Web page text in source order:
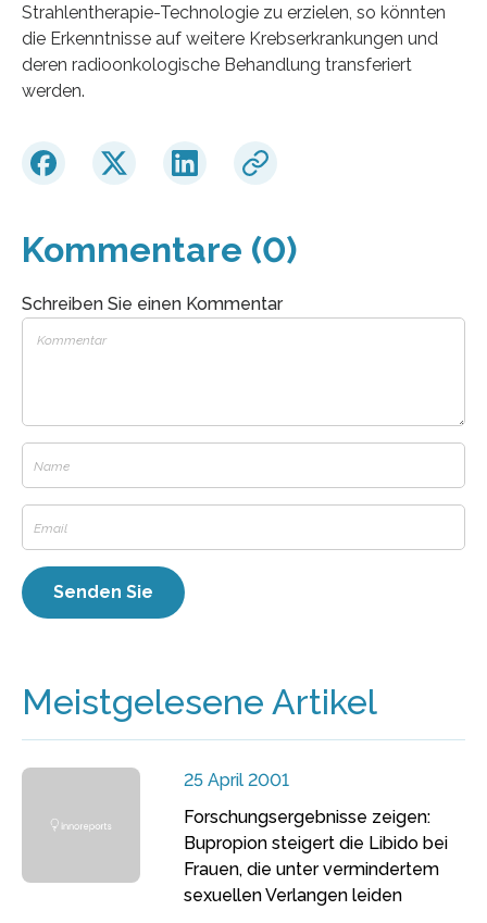
Strahlentherapie-Technologie zu erzielen, so könnten
die Erkenntnisse auf weitere Krebserkrankungen und
deren radioonkologische Behandlung transferiert
werden.
Kommentare (0)
Schreiben Sie einen Kommentar
Meistgelesene Artikel
25 April 2001
Forschungsergebnisse zeigen:
Bupropion steigert die Libido bei
Frauen, die unter vermindertem
sexuellen Verlangen leiden